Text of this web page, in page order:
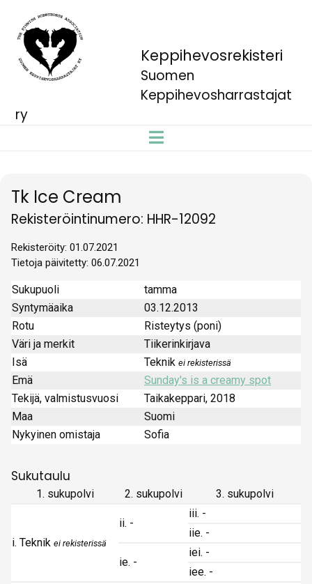
Keppihevosrekisteri
Suomen
Keppihevosharrastajat
ry
Tk Ice Cream
Rekisteröintinumero: HHR-12092
Rekisteröity: 01.07.2021
Tietoja päivitetty: 06.07.2021
Sukupuoli
tamma
Syntymäaika
03.12.2013
Rotu
Risteytys (poni)
Väri ja merkit
Tiikerinkirjava
Isä
Teknik ei rekisterissä
Emä
Sunday's is a creamy spot
Tekijä, valmistusvuosi
Taikakeppari, 2018
Maa
Suomi
Nykyinen omistaja
Sofia
Sukutaulu
1. sukupolvi 2. sukupolvi 3. sukupolvi
i. Teknik ei rekisterissä
ii. -
iii. -
iie. -
ie. -
iei. -
iee. -